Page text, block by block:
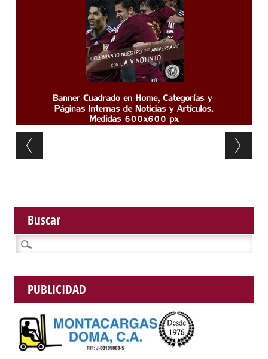
Post navigation
Buscar
Buscar:
PUBLICIDAD